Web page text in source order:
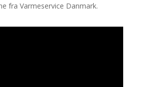
fra Varmeservice Danmark.